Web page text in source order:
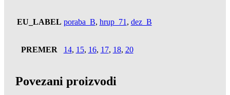
EU_LABEL poraba_B, hrup_71 , dez_B
PREMER 14, 15, 16, 17, 18, 20
Povezani proizvodi